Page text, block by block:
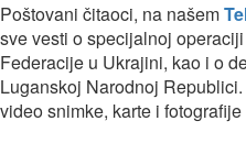
Poštovani čitaoci, na našem
sve vesti o specijalnoj
Federacije u Ukrajini, kao i o
Luganskoj Narodnoj
video snimke, karte i